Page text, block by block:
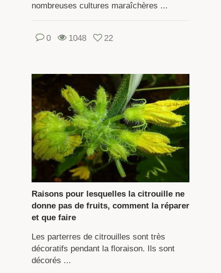
nombreuses cultures maraîchères ...
0 1048 22
Raisons pour lesquelles la citrouille ne
donne pas de fruits, comment la réparer
et que faire
Les parterres de citrouilles sont très
décoratifs pendant la floraison. Ils sont
décorés ...